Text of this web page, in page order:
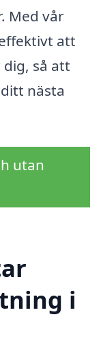
Med vår
att
så att
nästa
utan
i